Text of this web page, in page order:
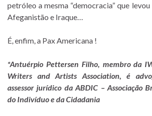
petróleo a mesma “democracia” que
Afeganistão e Iraque…
É, enfim, a Pax Americana !
*Antuérpio Pettersen Filho, membro da
Writers and Artists Association, é
assessor jurídico da ABDIC – Associação
do Indivíduo e da Cidadania